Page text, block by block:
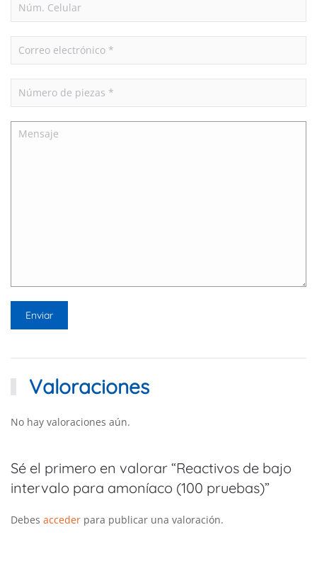
Valoraciones
No hay valoraciones aún.
Sé el primero en valorar “Reactivos de bajo
intervalo para amoníaco (100 pruebas)”
Debes acceder para publicar una valoración.